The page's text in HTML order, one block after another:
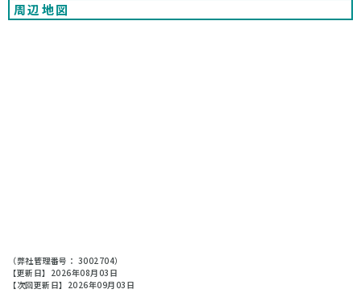
周辺地図
（弊社管理番号： 3002704）
【更新日】2026年08月03日
【次回更新日】2026年09月03日